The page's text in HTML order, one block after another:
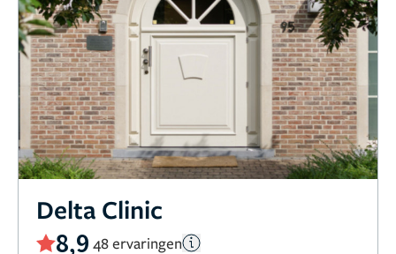
Delta Clinic
8,9 48 ervaringen